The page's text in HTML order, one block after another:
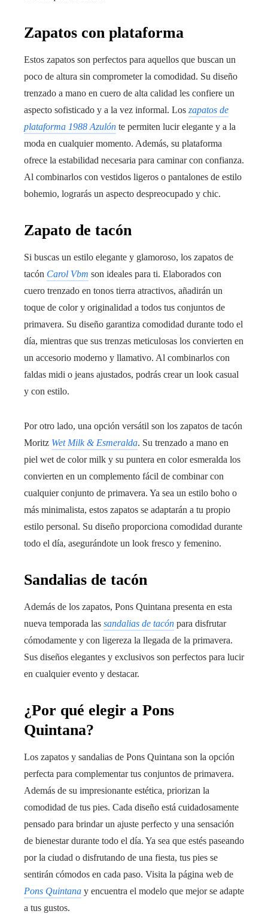
Zapatos con plataforma
Estos zapatos son perfectos para aquellos que buscan un
poco de altura sin comprometer la comodidad. Su diseño
trenzado a mano en cuero de alta calidad les confiere un
aspecto sofisticado y a la vez informal. Los zapatos de
plataforma 1988 Azulón te permiten lucir elegante y a la
moda en cualquier momento. Además, su plataforma
ofrece la estabilidad necesaria para caminar con confianza.
Al combinarlos con vestidos ligeros o pantalones de estilo
bohemio, lograrás un aspecto despreocupado y chic.
Zapato de tacón
Si buscas un estilo elegante y glamoroso, los zapatos de
tacón Carol Vbm son ideales para ti. Elaborados con
cuero trenzado en tonos tierra atractivos, añadirán un
toque de color y originalidad a todos tus conjuntos de
primavera. Su diseño garantiza comodidad durante todo el
día, mientras que sus trenzas meticulosas los convierten en
un accesorio moderno y llamativo. Al combinarlos con
faldas midi o jeans ajustados, podrás crear un look casual
y con estilo.
Por otro lado, una opción versátil son los zapatos de tacón
Moritz Wet Milk & Esmeralda. Su trenzado a mano en
piel wet de color milk y su puntera en color esmeralda los
convierten en un complemento fácil de combinar con
cualquier conjunto de primavera. Ya sea un estilo boho o
más minimalista, estos zapatos se adaptarán a tu propio
estilo personal. Su diseño proporciona comodidad durante
todo el día, asegurándote un look fresco y femenino.
Sandalias de tacón
Además de los zapatos, Pons Quintana presenta en esta
nueva temporada las sandalias de tacón para disfrutar
cómodamente y con ligereza la llegada de la primavera.
Sus diseños elegantes y exclusivos son perfectos para lucir
en cualquier evento y destacar.
¿Por qué elegir a Pons
Quintana?
Los zapatos y sandalias de Pons Quintana son la opción
perfecta para complementar tus conjuntos de primavera.
Además de su impresionante estética, priorizan la
comodidad de tus pies. Cada diseño está cuidadosamente
pensado para brindar un ajuste perfecto y una sensación
de bienestar durante todo el día. Ya sea que estés paseando
por la ciudad o disfrutando de una fiesta, tus pies se
sentirán cómodos en cada paso. Visita la página web de
Pons Quintana y encuentra el modelo que mejor se adapte
a tus gustos.